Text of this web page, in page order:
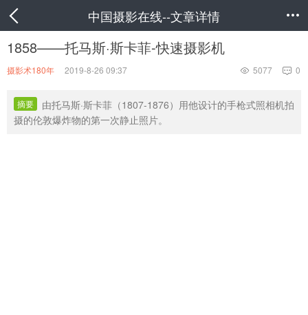
中国摄影在线--文章详情 
1858——托马斯·斯卡菲-快速摄影机
摄影术180年 2019-8-26 09:37  5077  0
摘要
由托马斯·斯卡菲（1807-1876）用他设计的手枪式照相机拍
摄的伦敦爆炸物的第一次静止照片。